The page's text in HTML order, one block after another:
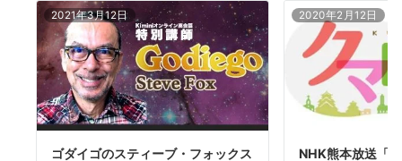
2021年3月12日
ゴダイゴのスティーブ・フォックス
2020年2月12日
NHK熊本放送「